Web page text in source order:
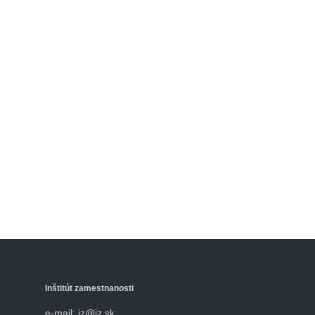
Inštitút zamestnanosti